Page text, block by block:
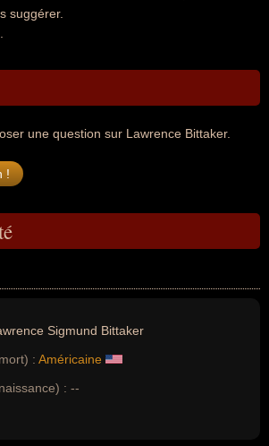
suggérer.
une question sur Lawrence Bittaker.
Sigmund Bittaker
: Américaine
: --